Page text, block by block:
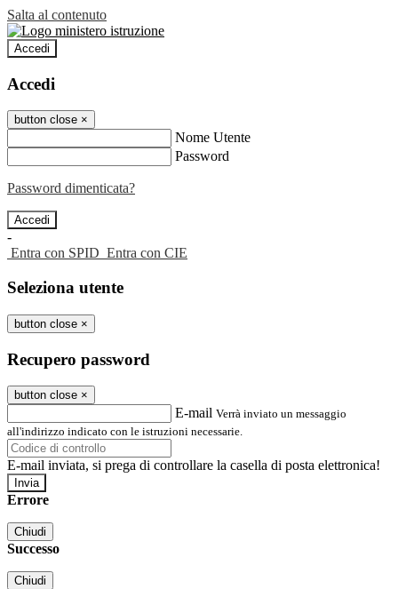
Salta al contenuto
Accedi
Accedi
button close ×
Nome Utente
Password
Password dimenticata?
-
Entra con SPID Entra con CIE
Seleziona utente
button close ×
Recupero password
button close ×
E-mail Verrà inviato un messaggio
all'indirizzo indicato con le istruzioni necessarie.
E-mail inviata, si prega di controllare la casella di posta elettronica!
Errore
Chiudi
Successo
Chiudi